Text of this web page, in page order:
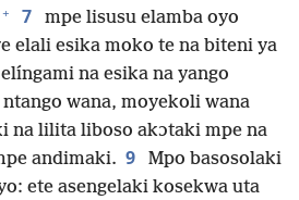
+ 7
mpe lisusu elamba oyo
elali esika moko te na biteni ya
na esika na yango
ntango wana, moyekoli wana
na lilita liboso akɔtaki mpe na
andimaki. 9
Mpo basosolaki
ete asengelaki kosekwa uta